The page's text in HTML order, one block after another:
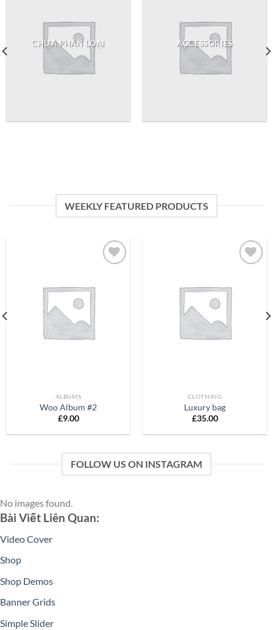
CHƯA PHÂN LOẠI ACCESSORIES
WEEKLY FEATURED PRODUCTS
Wishlist
ALBUMS
Woo Album #2
£9.00
Wishlist
CLOTHING
Luxury bag
£35.00
FOLLOW US ON INSTAGRAM
No images found.
Bài Viết Liên Quan:
Video Cover
Shop
Shop Demos
Banner Grids
Simple Slider